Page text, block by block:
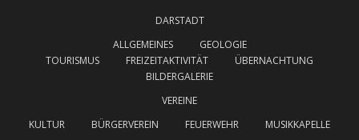
DARSTADT
ALLGEMEINES
GEOLOGIE
TOURISMUS
FREIZEITAKTIVITÄT
ÜBERNACHTUNG
BILDERGALERIE
VEREINE
KULTUR
BÜRGERVEREIN FEUERWEHR
MUSIKKAPELLE